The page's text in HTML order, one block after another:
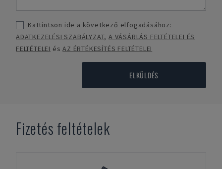
Kattintson ide a következő elfogadásához:
ADATKEZELÉSI SZABÁLYZAT,A VÁSÁRLÁS FELTÉTELEI ÉS
FELTÉTELEI ésAZ ÉRTÉKESÍTÉS FELTÉTELEI
ELKÜLDÉS
Fizetés feltételek